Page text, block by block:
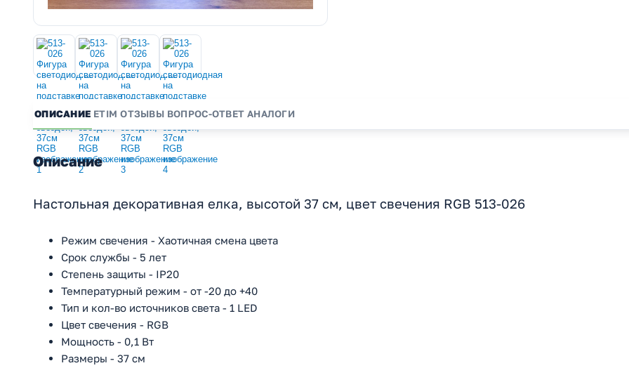
ОПИСАНИЕ ETIM ОТЗЫВЫ ВОПРОС-ОТВЕТ АНАЛОГИ
Описание
Настольная декоративная елка, высотой 37 см, цвет свечения RGB 513-026
Режим свечения - Хаотичная смена цвета
Срок службы - 5 лет
Степень защиты - IP20
Температурный режим - от -20 до +40
Тип и кол-во источников света - 1 LED
Цвет свечения - RGB
Мощность - 0,1 Вт
Размеры - 37 см